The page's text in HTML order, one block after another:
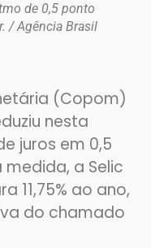
de 0,5 ponto
/ Agência Brasil
(Copom)
nesta
juros em 0,5
a Selic
11,75% ao ano,
do chamado